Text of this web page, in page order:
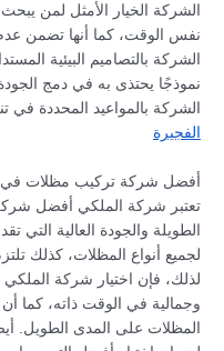
الشركة الخيار الأمثل لمن
نفس الوقت، كما أنها تضمن
الشركة بالتصاميم البيئية
نموذجًا يحتذى به في دمج الجودة
الشركة بالمواعيد المحددة في
الفجيرة
أفضل شركة تركيب مظلات في
تعتبر شركة الملكي أفضل
الطويلة والجودة العالية التي
لجميع أنواع المظلات، كذلك
لذلك، فإن اختيار شركة
وجمالية في الوقت ذاته، كما
المظلات على المدى الطويل.